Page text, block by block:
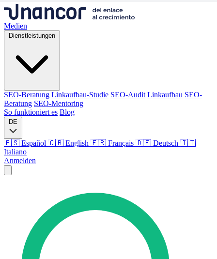
Medien
Dienstleistungen
SEO-Beratung Linkaufbau-Studie SEO-Audit Linkaufbau SEO-
Beratung SEO-Mentoring
So funktioniert es Blog
DE
🇪🇸 Español 🇬🇧 English 🇫🇷 Français 🇩🇪 Deutsch 🇮🇹
Italiano
Anmelden
SEO-Beratung Linkaufbau
Beratung
SEO-Mentoring